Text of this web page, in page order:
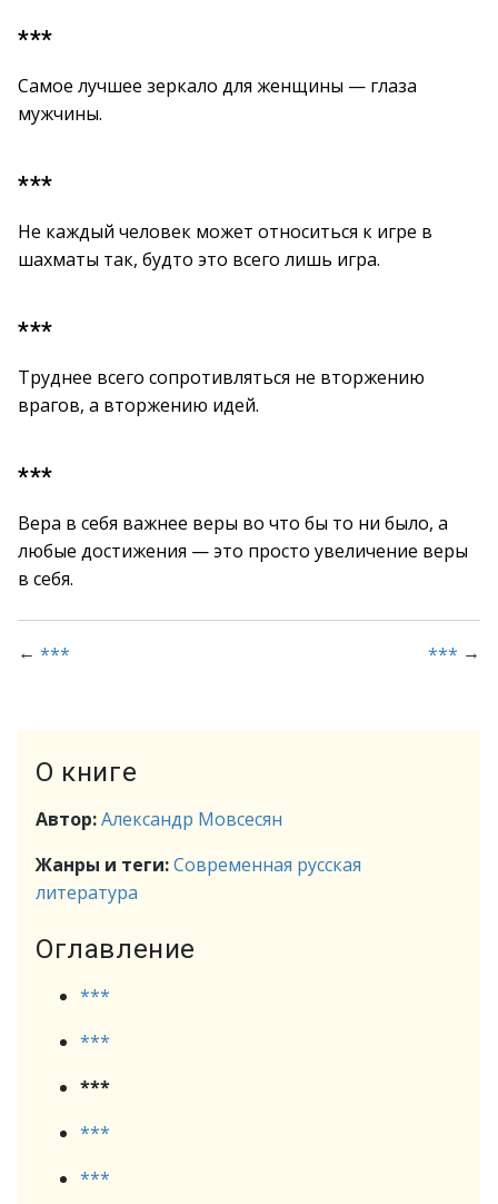
***
Самое лучшее зеркало для женщины — глаза
мужчины.
***
Не каждый человек может относиться к игре в
шахматы так, будто это всего лишь игра.
***
Труднее всего сопротивляться не вторжению
врагов, а вторжению идей.
***
Вера в себя важнее веры во что бы то ни было, а
любые достижения — это просто увеличение веры
в себя.
*** →
← ***
О книге
Автор:Александр Мовсесян
Жанры и теги:Современная русская
литература
Оглавление
***
***
***
***
***